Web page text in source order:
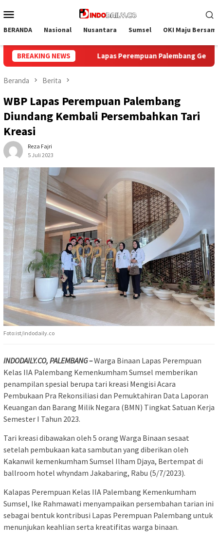
ke
Mobile
BERANDA Nasional Nusantara Sumsel OKI Maju
BREAKING NEWS
Gelar Aksi Bersih Kemerdekaan, Kobarkan Semangat
Beranda Berita
WBP Lapas Perempuan Palembang
Diundang Kembali Persembahkan Tari
Kreasi
Reza Fajri
5 Juli 2023
Foto:ist/indodaily.co
INDODAILY.CO, PALEMBANG –Warga Binaan Lapas Perempuan
Kelas IIA Palembang Kemenkumham Sumsel memberikan
penampilan spesial berupa tari kreasi Mengisi Acara
Pembukaan Pra Rekonsiliasi dan Pemuktahiran Data Laporan
Keuangan dan Barang Milik Negara (BMN) Tingkat Satuan Kerja
Semester I Tahun 2023.
Tari kreasi dibawakan oleh 5 orang Warga Binaan sesaat
setelah pembukaan kata sambutan yang diberikan oleh
Kakanwil kemenkumham Sumsel Ilham Djaya, Bertempat di
ballroom hotel whyndam Jakabaring, Rabu (5/7/2023).
Kalapas Perempuan Kelas IIA Palembang Kemenkumham
Sumsel, Ike Rahmawati menyampaikan persembahan tarian ini
sebagai bentuk kontribusi Lapas Perempuan Palembang untuk
menunjukan keahlian serta kreatifitas warga binaan.